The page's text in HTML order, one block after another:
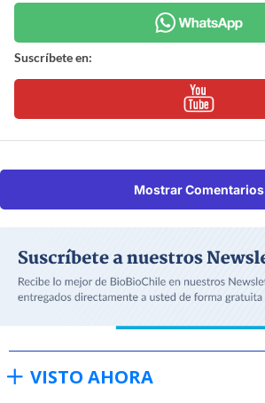
Suscríbete en:
Mostrar Comentarios
VISTO AHORA